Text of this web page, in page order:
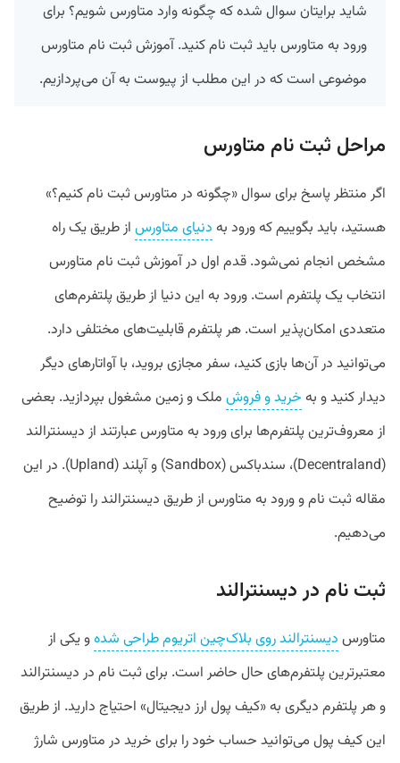
شاید برایتان سوال شده که چگونه وارد متاورس شویم؟ برای
ورود به متاورس باید ثبت نام کنید. آموزش ثبت نام متاورس
موضوعی است که در این مطلب از پیوست به آن می‌پردازیم.
مراحل ثبت نام متاورس
اگر منتظر پاسخ برای سوال «چگونه در متاورس ثبت نام کنیم؟»
هستید، باید بگوییم که ورود به دنیای متاورس از طریق یک راه
مشخص انجام نمی‌شود. قدم اول در آموزش ثبت نام متاورس
انتخاب یک پلتفرم است. ورود به این دنیا از طریق پلتفرم‌های
متعددی امکان‌پذیر است. هر پلتفرم قابلیت‌های مختلفی دارد.
می‌توانید در آن‌ها بازی کنید، سفر مجازی بروید، با آواتارهای دیگر
دیدار کنید و به خرید و فروش ملک و زمین مشغول بپردازید. بعضی
از معروف‌ترین پلتفرم‌ها برای ورود به متاورس عبارتند از دیسنترالند
(Decentraland)، سندباکس (Sandbox) و آپلند (Upland). در این
مقاله ثبت نام و ورود به متاورس از طریق دیسنترالند را توضیح
می‌دهیم.
ثبت نام در دیسنترالند
متاورس دیسنترالند روی بلاک‌چین اتریوم طراحی شدهو یکی از
معتبرترین پلتفرم‌های حال حاضر است. برای ثبت نام در دیسنترالند
و هر پلتفرم دیگری به «کیف پول ارز دیجیتال» احتیاج دارید. از طریق
این کیف پول می‌توانید حساب خود را برای خرید در متاورس شارژ